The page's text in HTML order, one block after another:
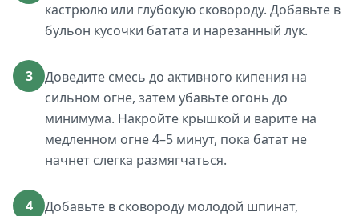
кастрюлю или глубокую сковороду. Добавьте в
бульон кусочки батата и нарезанный лук.
3
Доведите смесь до активного кипения на
сильном огне, затем убавьте огонь до
минимума. Накройте крышкой и варите на
медленном огне 4–5 минут, пока батат не
начнет слегка размягчаться.
4
Добавьте в сковороду молодой шпинат,